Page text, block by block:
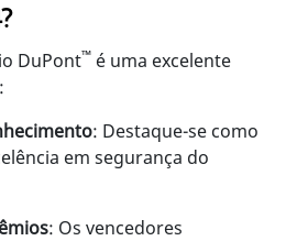
DuPont™ é uma excelente
: Destaque-se como
em segurança do
: Os vencedores